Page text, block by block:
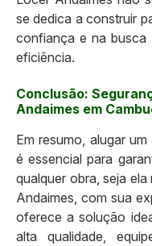
se dedica a construir
confiança e na busca
eficiência.
Conclusão:
Andaimes em
Em resumo, alugar
é essencial para
qualquer obra, seja
Andaimes, com sua
oferece a solução
alta qualidade,